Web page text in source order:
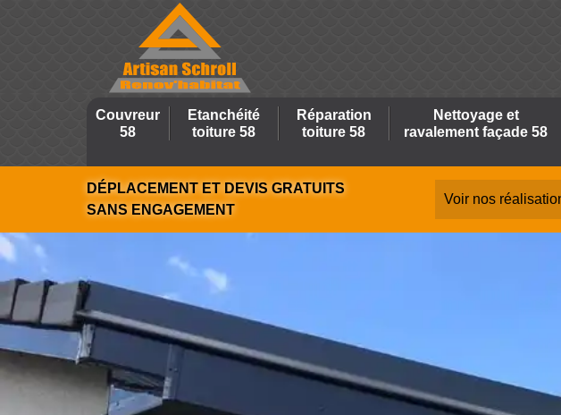
Couvreur
58
Etanchéité
toiture 58
Réparation
toiture 58
Nettoyage et
ravalement façade 58
DÉPLACEMENT ET DEVIS GRATUITS
SANS ENGAGEMENT
Voir nos